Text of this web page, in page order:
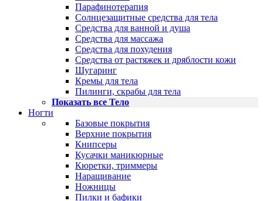
Парафинотерапия
Солнцезащитные средства для тела
Средства для ванной и душа
Средства для массажа
Средства для похудения
Средства от растяжек и дряблости кожи
Шугаринг
Кремы для тела
Пилинги, скрабы для тела
Показать все Тело
Ногти
Базовые покрытия
Верхние покрытия
Книпсеры
Кусачки маникюрные
Кюретки, триммеры
Наращивание
Ножницы
Пилки и бафики